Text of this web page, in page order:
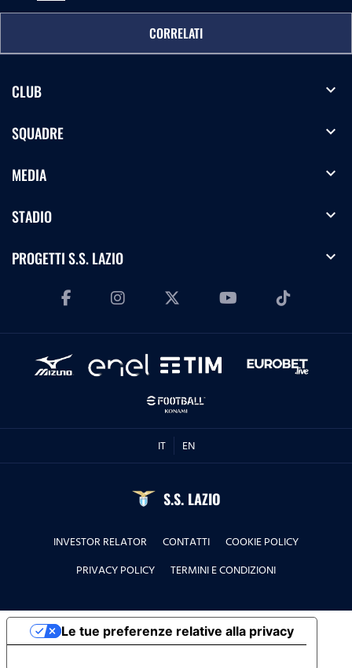
CORRELATI
CLUB expand_more
SQUADRE expand_more
MEDIA expand_more
STADIO expand_more
PROGETTI S.S. LAZIO expand_more
IT EN
S.S. LAZIO
INVESTOR RELATOR CONTATTI
COOKIE POLICY
PRIVACY POLICY
TERMINI E CONDIZIONI
Le tue preferenze relative alla privacy